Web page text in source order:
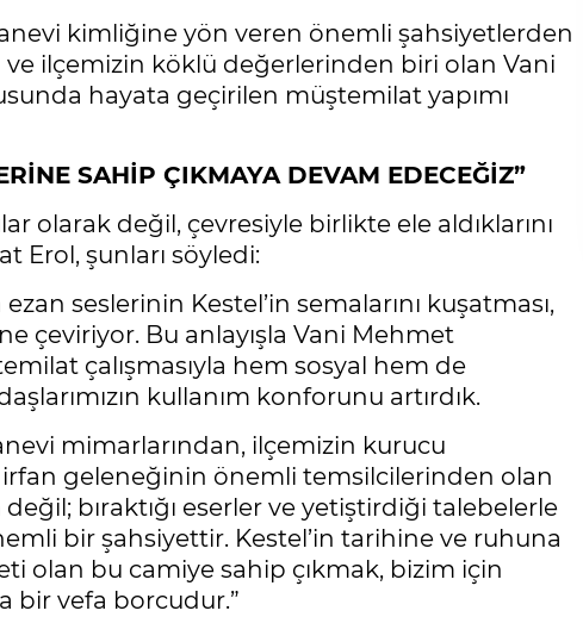
kimliğine yön veren önemli şahsiyetlerden
ve ilçemizin köklü değerlerinden biri olan Vani
hayata geçirilen müştemilat yapımı
SAHİP ÇIKMAYA DEVAM EDECEĞİZ”
olarak değil, çevresiyle birlikte ele aldıklarını
Erol, şunları söyledi:
seslerinin Kestel’in semalarını kuşatması,
çeviriyor. Bu anlayışla Vani Mehmet
çalışmasıyla hem sosyal hem de
kullanım konforunu artırdık.
mimarlarından, ilçemizin kurucu
geleneğinin önemli temsilcilerinden olan
bıraktığı eserler ve yetiştirdiği talebelerle
bir şahsiyettir. Kestel’in tarihine ve ruhuna
olan bu camiye sahip çıkmak, bizim için
bir vefa borcudur.”